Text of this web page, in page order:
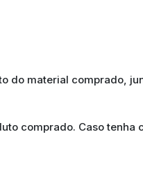
do material comprado,
comprado. Caso tenha